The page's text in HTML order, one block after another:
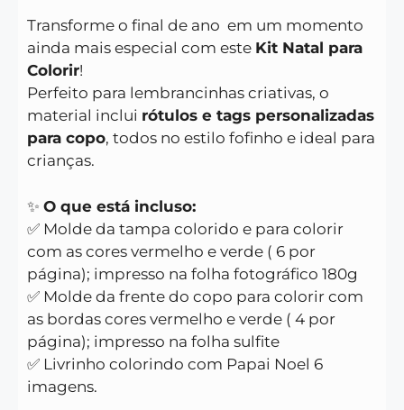
Transforme o final de ano em um momento
ainda mais especial com este Kit Natal para
Colorir!
Perfeito para lembrancinhas criativas, o
material inclui rótulos e tags personalizadas
para copo, todos no estilo fofinho e ideal para
crianças.
✨ O que está incluso:
✅ Molde da tampa colorido e para colorir
com as cores vermelho e verde ( 6 por
página); impresso na folha fotográfico 180g
✅ Molde da frente do copo para colorir com
as bordas cores vermelho e verde ( 4 por
página); impresso na folha sulfite
✅ Livrinho colorindo com Papai Noel 6
imagens.